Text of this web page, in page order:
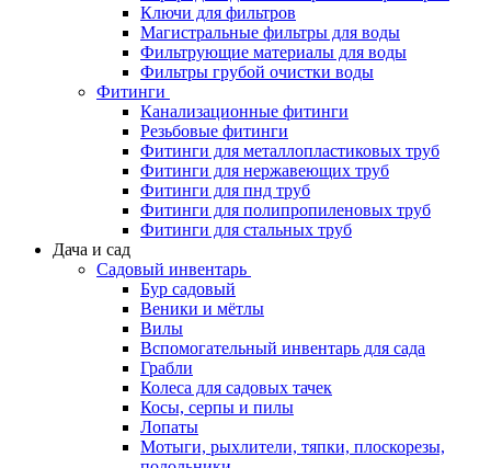
Ключи для фильтров
Магистральные фильтры для воды
Фильтрующие материалы для воды
Фильтры грубой очистки воды
Фитинги
Канализационные фитинги
Резьбовые фитинги
Фитинги для металлопластиковых труб
Фитинги для нержавеющих труб
Фитинги для пнд труб
Фитинги для полипропиленовых труб
Фитинги для стальных труб
Дача и сад
Садовый инвентарь
Бур садовый
Веники и мётлы
Вилы
Вспомогательный инвентарь для сада
Грабли
Колеса для садовых тачек
Косы, серпы и пилы
Лопаты
Мотыги, рыхлители, тяпки, плоскорезы,